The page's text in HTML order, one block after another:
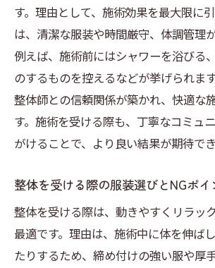
す。理由として、施術効果を最大限に
は、清潔な服装や時間厳守、体調管理
例えば、施術前にはシャワーを浴びる
のするものを控えるなどが挙げられま
整体師との信頼関係が築かれ、快適な
す。施術を受ける際も、丁寧なコミュ
がけることで、より良い結果が期待でき
整体を受ける際の服装選びとNGポイ
整体を受ける際は、動きやすくリラッ
最適です。理由は、施術中に体を伸ば
たりするため、締め付けの強い服や厚